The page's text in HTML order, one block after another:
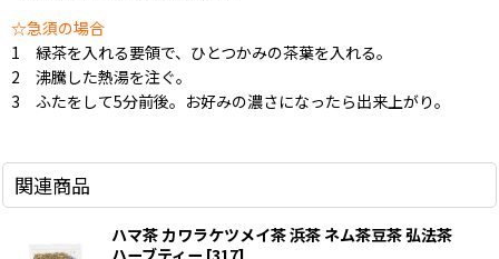
☆急須の場合
1 緑茶を入れる要領で、ひとつかみの茶葉を入れる。
2 沸騰した熱湯を注ぐ。
3 ふたをして5分前後。お好みの濃さになったら出来上がり。
関連商品
ハマ茶 カワラケツメイ茶 浜茶 ネム茶豆茶 弘法茶
ハーブティー [317]